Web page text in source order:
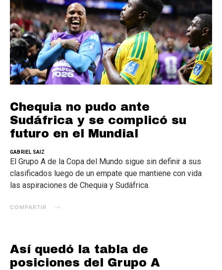
Chequia no pudo ante
Sudáfrica y se complicó su
futuro en el Mundial
GABRIEL SAIZ
El Grupo A de la Copa del Mundo sigue sin definir a sus
clasificados luego de un empate que mantiene con vida
las aspiraciones de Chequia y Sudáfrica.
COMPARTIR
Así quedó la tabla de
posiciones del Grupo A